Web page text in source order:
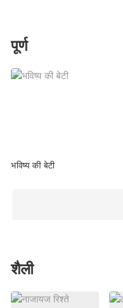
पूर्ण
भविष्य की बेटी
शैली